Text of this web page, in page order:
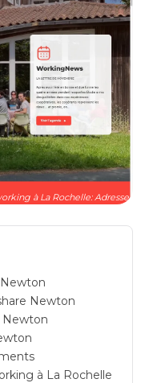
à La Rochelle: Adresse
Newton
Newton
à La Rochelle